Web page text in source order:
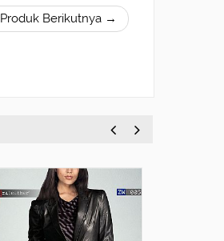
Produk Berikutnya →